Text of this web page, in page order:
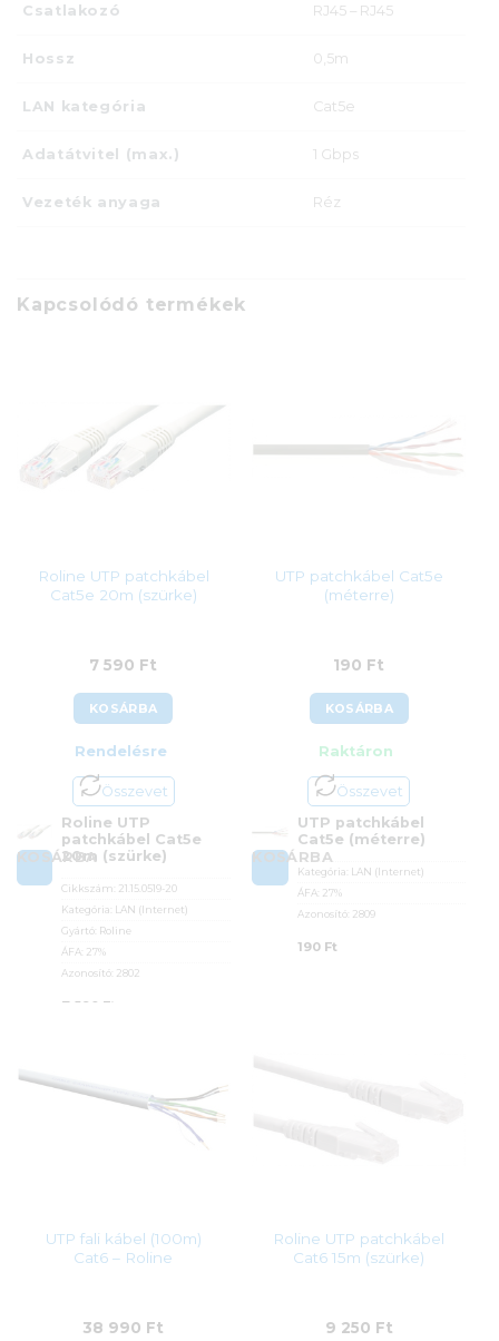
Csatlakozó RJ45 – RJ45
Hossz 0,5m
LAN kategória Cat5e
Adatátvitel (max.) 1 Gbps
Vezeték anyaga Réz
Kapcsolódó termékek
Roline UTP patchkábel
Cat5e 20m (szürke)
7 590 Ft
KOSÁRBA
Rendelésre
Összevet
KOSÁRBA
Roline UTP
patchkábel Cat5e
20m (szürke)
Cikkszám: 21.15.0519-20
Kategória: LAN (Internet)
Gyártó: Roline
ÁFA: 27%
Azonosító: 2802
7 590 Ft
UTP patchkábel Cat5e
(méterre)
190 Ft
KOSÁRBA
Raktáron
Összevet
KOSÁRBA
UTP patchkábel
Cat5e (méterre)
Kategória: LAN (Internet)
ÁFA: 27%
Azonosító: 2809
190 Ft
UTP fali kábel (100m)
Cat6 – Roline
38 990 Ft
Roline UTP patchkábel
Cat6 15m (szürke)
9 250 Ft